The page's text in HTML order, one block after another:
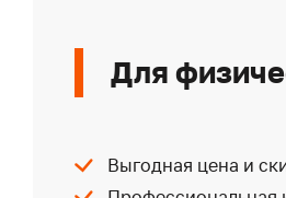
Для
Выгодная цена и